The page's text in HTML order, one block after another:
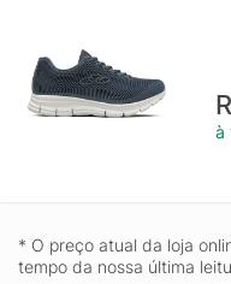
à
* O preço atual da loja
tempo da nossa última